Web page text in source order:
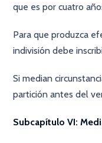
que es por cuatro
Para que produzca
indivisión debe
Si median
partición antes del
Subcapítulo VI: